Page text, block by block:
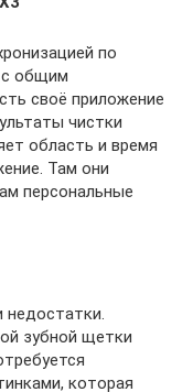
по
с общим
своё приложение
чистки
область и время
Там они
персональные
недостатки.
зубной щетки
которая